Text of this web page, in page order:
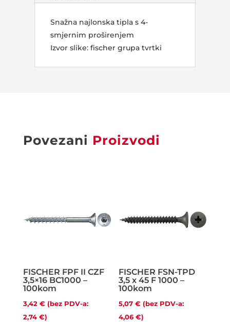
Snažna najlonska tipla s 4-
smjernim proširenjem
Izvor slike: fischer grupa tvrtki
Povezani Proizvodi
FISCHER FPF II CZF
3,5×16 BC1000 –
100kom
3,42 € (bez PDV-a:
2,74 €)
FISCHER FSN-TPD
3,5 x 45 F 1000 –
100kom
5,07€ (bez PDV-a:
4,06€)